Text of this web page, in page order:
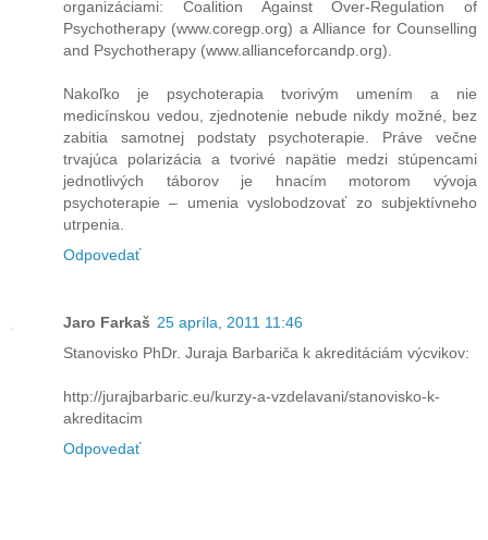
organizáciami: Coalition Against Over-Regulation of
Psychotherapy (www.coregp.org) a Alliance for Counselling
and Psychotherapy (www.allianceforcandp.org).
Nakoľko je psychoterapia tvorivým umením a nie
medicínskou vedou, zjednotenie nebude nikdy možné, bez
zabitia samotnej podstaty psychoterapie. Práve večne
trvajúca polarizácia a tvorivé napätie medzi stúpencami
jednotlivých táborov je hnacím motorom vývoja
psychoterapie – umenia vyslobodzovať zo subjektívneho
utrpenia.
Odpovedať
Jaro Farkaš 25 apríla, 2011 11:46
Stanovisko PhDr. Juraja Barbariča k akreditáciám výcvikov:
http://jurajbarbaric.eu/kurzy-a-vzdelavani/stanovisko-k-
akreditacim
Odpovedať